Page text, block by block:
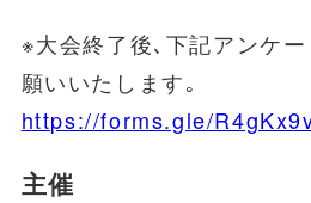
※大会終了後､下記アンケ
願いいたします｡
https://forms.gle/
主催